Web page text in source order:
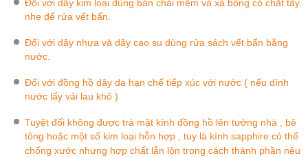
Đối với dây kim loại dùng bàn chải mềm và xà bông có chất tẩy
nhẹ để rửa vết bẩn.
Đối với dây nhựa và dây cao su dùng rửa sách vết bẩn bằng
nước.
Đối với đồng hồ dây da hạn chế tiếp xúc với nước ( nếu dính
nước lấy vải lau khô )
Tuyệt đối không được trà mặt kính đồng hồ lên tường nhà , bê
tông hoặc một số kim loại hỗn hợp , tuy là kính sapphire có thể
chống xước nhưng hợp chất lẫn lộn trong cách thành phần nêu